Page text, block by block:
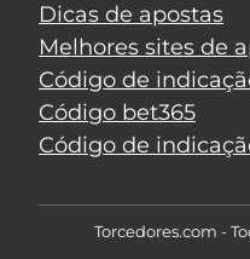
Dicas de apostas
Melhores sites de
Código de
Código bet365
Código de
Torcedores.com -